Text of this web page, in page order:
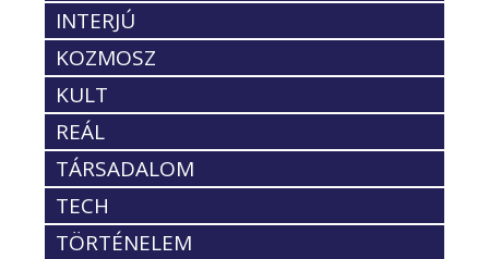
INTERJÚ
KOZMOSZ
KULT
REÁL
TÁRSADALOM
TECH
TÖRTÉNELEM